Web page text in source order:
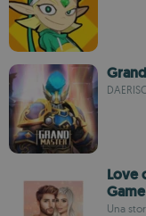
Love
Game
Una